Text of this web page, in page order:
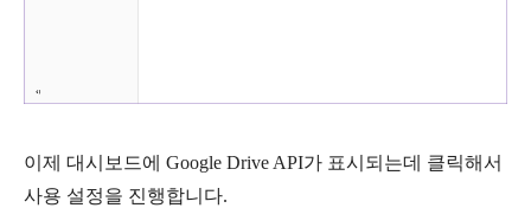
이제 대시보드에 Google Drive API가 표시되는데 클릭해서
사용 설정을 진행합니다.